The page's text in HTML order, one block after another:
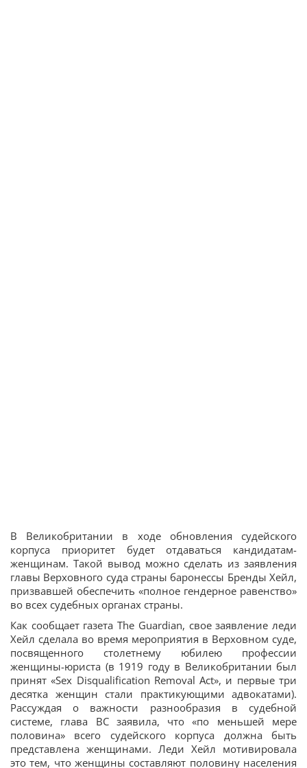
В Великобритании в ходе обновления судейского
корпуса приоритет будет отдаваться кандидатам-
женщинам. Такой вывод можно сделать из заявления
главы Верховного суда страны баронессы Бренды Хейл,
призвавшей обеспечить «полное гендерное равенство»
во всех судебных органах страны.
Как сообщает газета The Guardian, свое заявление леди
Хейл сделала во время мероприятия в Верховном суде,
посвященного столетнему юбилею профессии
женщины-юриста (в 1919 году в Великобритании был
принят «Sex Disqualification Removal Act», и первые три
десятка женщин стали практикующими адвокатами).
Рассуждая о важности разнообразия в судебной
системе, глава ВС заявила, что «по меньшей мере
половина» всего судейского корпуса должна быть
представлена женщинами. Леди Хейл мотивировала
это тем, что женщины составляют половину населения